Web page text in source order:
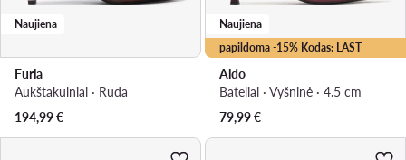
Naujiena
Furla
Aukštakulniai · Ruda
194,99€
papildoma -15% Kodas: LAST
Naujiena
Aldo
Bateliai · Vyšninė · 4.5 cm
79,99€